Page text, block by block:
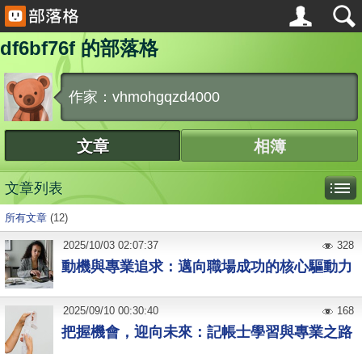
df6bf76f 的部落格
作家：vhmohgqzd4000
文章 相簿
文章列表
所有文章 (12)
動機與專業追求：邁向職場成功的核心驅動力
2025/10/03 02:07:37 328
把握機會，迎向未來：記帳士學習與專業之路
2025/09/10 00:30:40 168